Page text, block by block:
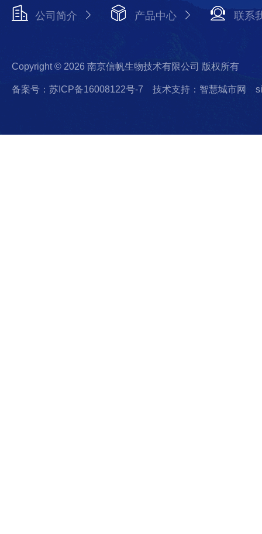
公司简介 产品中心 联系
Copyright © 2026 南京信帆生物技术有限公司 版权所有
备案号：苏ICP备16008122号-7 技术支持：智慧城市网